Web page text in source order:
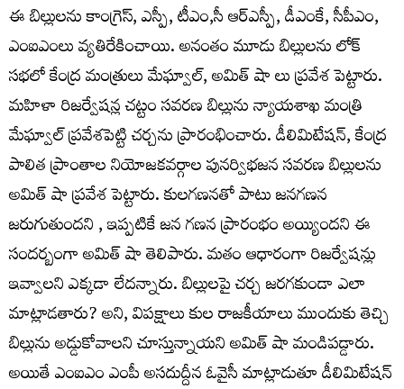
ఈ బిల్లులను కాంగ్రెస్, ఎస్పీ, టీఎం,సీ ఆర్ఎస్పీ, డీఎంకే, సీపీఎం,
ఎంఐఎంలు వ్యతిరేకించాయి. అనంతం మూడు బిల్లులను లోక్
సభలో కేంద్ర మంత్రులు మేఘ్వాల్, అమిత్ షా లు ప్రవేశ పెట్టారు.
మహిళా రిజర్వేషన్ల చట్టం సవరణ బిల్లును న్యాయశాఖ మంత్రి
మేఘ్వాల్ ప్రవేశపెట్టి చర్చను ప్రారంభించారు. డీలిమిటేషన్, కేంద్ర
పాలిత ప్రాంతాల నియోజకవర్గాల పునర్విభజన సవరణ బిల్లులను
అమిత్ షా ప్రవేశ పెట్టారు. కులగణనతో పాటు జనగణన
జరుగుతుందని , ఇప్పటికే జన గణన ప్రారంభం అయ్యిందని ఈ
సందర్బంగా అమిత్ షా తెలిపారు. మతం ఆధారంగా రిజర్వేషన్లు
ఇవ్వాలని ఎక్కడా లేదన్నారు. బిల్లులపై చర్చ జరగకుండా ఎలా
మాట్లాడతారు? అని, విపక్షాలు కుల రాజకీయాలు ముందుకు తెచ్చి
బిల్లును అడ్డుకోవాలని చూస్తున్నాయని అమిత్ షా మండిపడ్డారు.
అయితే ఎంఐఎం ఎంపీ అసదుద్దీన ఓవైసీ మాట్లాడుతూ డీలిమిటేషన్